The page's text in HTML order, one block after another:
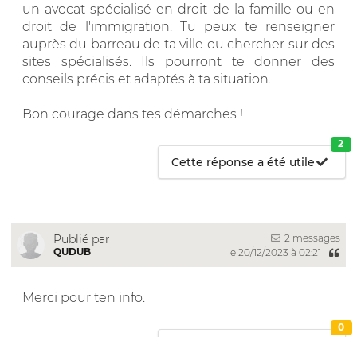
un avocat spécialisé en droit de la famille ou en
droit de l'immigration. Tu peux te renseigner
auprès du barreau de ta ville ou chercher sur des
sites spécialisés. Ils pourront te donner des
conseils précis et adaptés à ta situation.
Bon courage dans tes démarches !
Cette réponse a été utile
2
Publié par
QUDUB
2 messages
le 20/12/2023 à 02:21
Merci pour ten info.
0